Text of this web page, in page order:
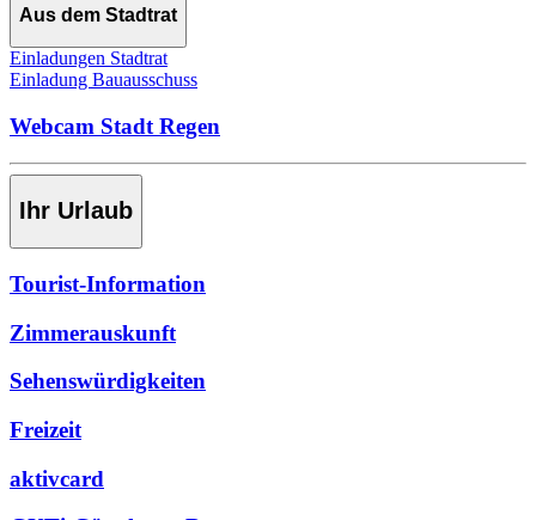
Aus dem Stadtrat
Einladungen Stadtrat
Einladung Bauausschuss
Webcam Stadt Regen
Ihr Urlaub
Tourist-Information
Zimmerauskunft
Sehenswürdigkeiten
Freizeit
aktivcard